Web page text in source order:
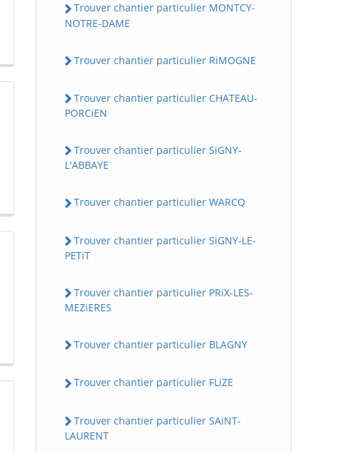
Trouver chantier particulier MONTCY-
NOTRE-DAME
Trouver chantier particulier RiMOGNE
Trouver chantier particulier CHATEAU-
PORCiEN
Trouver chantier particulier SiGNY-
L'ABBAYE
Trouver chantier particulier WARCQ
Trouver chantier particulier SiGNY-LE-
PETiT
Trouver chantier particulier PRiX-LES-
MEZiERES
Trouver chantier particulier BLAGNY
Trouver chantier particulier FLiZE
Trouver chantier particulier SAiNT-
LAURENT